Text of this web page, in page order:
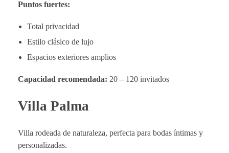
Puntos fuertes:
Total privacidad
Estilo clásico de lujo
Espacios exteriores amplios
Capacidad recomendada: 20 – 120 invitados
Villa Palma
Villa rodeada de naturaleza, perfecta para bodas íntimas y
personalizadas.